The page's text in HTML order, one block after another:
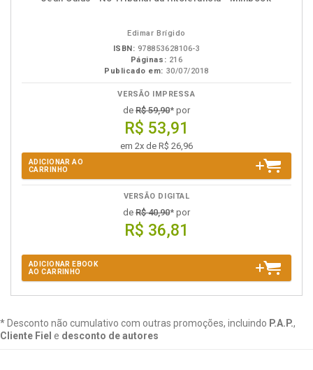
Edimar Brígido
ISBN: 978853628106-3
Páginas: 216
Publicado em: 30/07/2018
VERSÃO IMPRESSA
de R$ 59,90* por
R$ 53,91
em 2x de R$ 26,96
ADICIONAR AO
CARRINHO
VERSÃO DIGITAL
de R$ 40,90* por
R$ 36,81
ADICIONAR EBOOK
AO CARRINHO
* Desconto não cumulativo com outras promoções, incluindo P.A.P.,
Cliente Fiel e desconto de autores